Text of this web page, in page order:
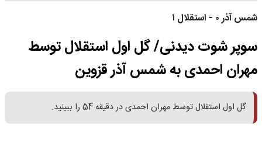
شمس آذر ۰ - استقلال ۱
سوپر شوت دیدنی/ گل اول استقلال توسط
مهران احمدی به شمس آذر قزوین
گل اول استقلال توسط مهران احمدی در دقیقه 54 را ببینید.